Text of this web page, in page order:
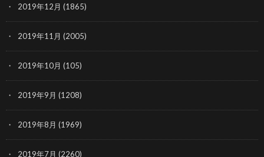
2019年12月 (1865)
2019年11月 (2005)
2019年10月 (105)
2019年9月 (1208)
2019年8月 (1969)
2019年7月 (2260)